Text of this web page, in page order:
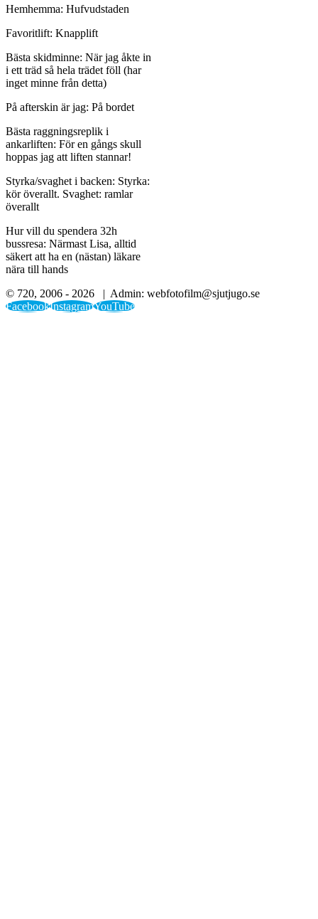
Hemhemma: Hufvudstaden
Favoritlift: Knapplift
Bästa skidminne: När jag åkte in
i ett träd så hela trädet föll (har
inget minne från detta)
På afterskin är jag: På bordet
Bästa raggningsreplik i
ankarliften: För en gångs skull
hoppas jag att liften stannar!
Styrka/svaghet i backen: Styrka:
kör överallt. Svaghet: ramlar
överallt
Hur vill du spendera 32h
bussresa: Närmast Lisa, alltid
säkert att ha en (nästan) läkare
nära till hands
© 720, 2006 - 2026 | Admin: webfotofilm@sjutjugo.se
FacebookInstagramYouTube